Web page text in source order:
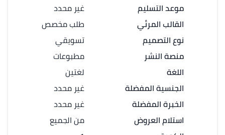
موعد التسليم
القالب المرئي
نوع التصميم
منصة النشر
اللغة
الجنسية المفضلة
الخبرة المفضلة
استلام العروض
غير محدد
طلب مخصص
تسويقي
مطبوعات
لغتين
غير محدد
غير محدد
من الجميع